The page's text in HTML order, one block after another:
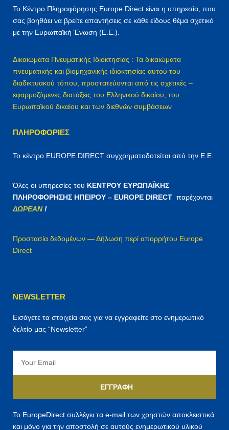
ηΤο Κέντρο Πληροφόρησης Europe Direct είναι η υπηρεσία, που
σας βοηθάει να βρείτε απαντήσεις σε κάθε είδους θέμα σχετικό
με την Ευρωπαϊκή Ένωση (Ε.Ε.).
Δικαιώματα Πνευματικής Ιδιοκτησίας : Τα δικαιώματα
πνευματικής και βιομηχανικής ιδιοκτησίας αυτού του
διαδικτυακού τόπου, προστατεύονται από τις σχετικές –
εφαρμοζόμενες διατάξεις του Ελληνικού δικαίου, του
Ευρωπαϊκού δικαίου και των διεθνών συμβάσεων
ΠΛΗΡΟΦΟΡΊΕΣ
Το κέντρο EUROPE DIRECT συγχρηματοδοτείται από την Ε.Ε.
Όλες οι υπηρεσίες του ΚΕΝΤΡΟΥ ΕΥΡΩΠΑΪΚΗΣ
ΠΛΗΡΟΦΟΡΗΣΗΣ ΗΠΕΙΡΟΥ – EUROPE DIRECT παρέχονται
ΔΩΡΕΑΝ!
Προστασία δεδομένων — Δήλωση περί απορρήτου Europe
Direct
NEWSLETTER
Εισάγετε τα στοιχεία σας για να εγγραφείτε στο ενημερωτικό
δελτίο μας “Newsletter”
ΕΓΓΡΑΦΉ
Το EuropeDirect συλλέγει τα e-mail των χρηστών αποκλειστικά
και μόνο για την αποστολή σε αυτούς ενημερωτικού υλικού